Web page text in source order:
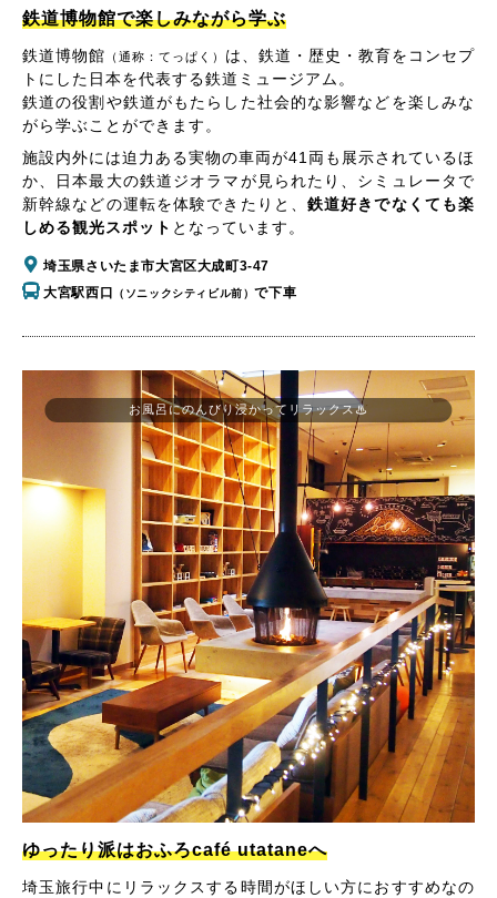
鉄道博物館で楽しみながら学ぶ
鉄道博物館 （通称：てっぱく） は、鉄道・歴史・教育をコンセプ
トにした日本を代表する鉄道ミュージアム。
鉄道の役割や鉄道がもたらした社会的な影響などを楽しみな
がら学ぶことができます。
施設内外には迫力ある実物の車両が41両も展示されているほ
か、日本最大の鉄道ジオラマが見られたり、シミュレータで
新幹線などの運転を体験できたりと、 鉄道好きでなくても楽
しめる観光スポット となっています。
埼玉県さいたま市大宮区大成町3-47
大宮駅西口
（ソニックシティビル前）で下車
ゆったり派はおふろcafé utataneへ
埼玉旅行中にリラックスする時間がほしい方におすすめなの
お風呂にのんびり浸かってリラックス♨